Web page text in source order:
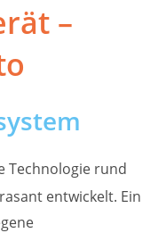
–
Technologie rund
entwickelt. Ein